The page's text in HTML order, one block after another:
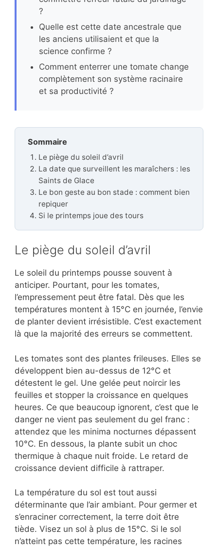
?
Quelle est cette date ancestrale que
les anciens utilisaient et que la
science confirme ?
Comment enterrer une tomate change
complètement son système racinaire
et sa productivité ?
Sommaire
Le piège du soleil d’avril
La date que surveillent les maraîchers : les
Saints de Glace
Le bon geste au bon stade : comment bien
repiquer
Si le printemps joue des tours
Le piège du soleil d’avril
Le soleil du printemps pousse souvent à
anticiper. Pourtant, pour les tomates,
l’empressement peut être fatal. Dès que les
températures montent à 15°C en journée, l’envie
de planter devient irrésistible. C’est exactement
là que la majorité des erreurs se commettent.
Les tomates sont des plantes frileuses. Elles se
développent bien au-dessus de 12°C et
détestent le gel. Une gelée peut noircir les
feuilles et stopper la croissance en quelques
heures. Ce que beaucoup ignorent, c’est que le
danger ne vient pas seulement du gel franc :
attendez que les minima nocturnes dépassent
10°C. En dessous, la plante subit un choc
thermique à chaque nuit froide. Le retard de
croissance devient difficile à rattraper.
La température du sol est tout aussi
déterminante que l’air ambiant. Pour germer et
s’enraciner correctement, la terre doit être
tiède. Visez un sol à plus de 15°C. Si le sol
n’atteint pas cette température, les racines